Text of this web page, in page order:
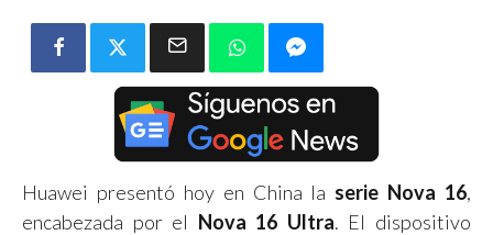
Huawei presentó hoy en China la serie Nova 16,
encabezada por el Nova 16 Ultra. El dispositivo